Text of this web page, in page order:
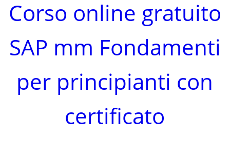
Corso online gratuito
SAP mm Fondamenti
per principianti con
certificato